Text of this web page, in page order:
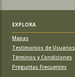
EXPLORA
Mapas
Testimonios de Usuarios
Términos y Condiciones
Preguntas Frecuentes